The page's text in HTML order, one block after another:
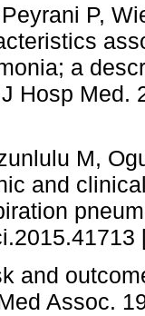
P,
a
Hosp Med.
M,
and
and
Assoc.